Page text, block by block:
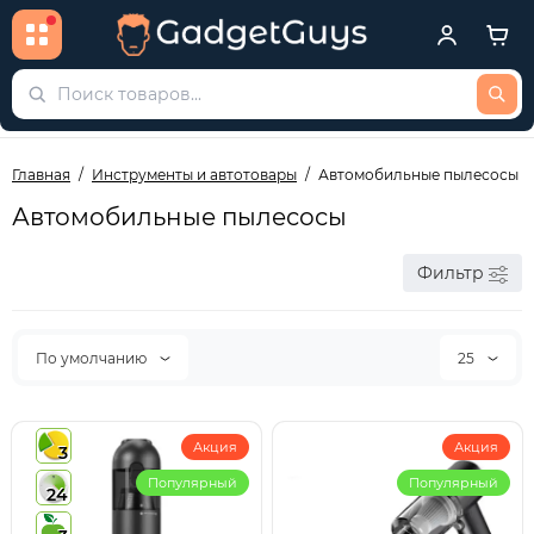
Главная Инструменты и автотовары Автомобильные пылесосы
Автомобильные пылесосы
Фильтр
По умолчанию 25
3
24
Акция
Популярный
Акция
Популярный